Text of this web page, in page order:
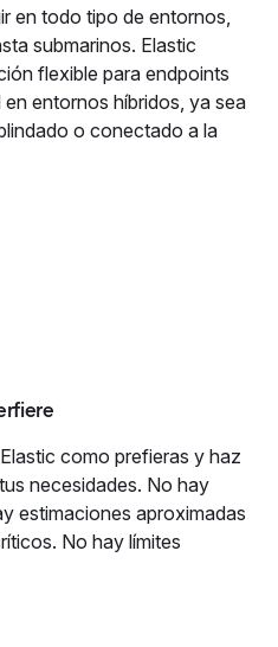
en todo tipo de entornos,
submarinos. Elastic
flexible para endpoints
entornos híbridos, ya sea
o conectado a la
como prefieras y haz
necesidades. No hay
estimaciones aproximadas
No hay límites